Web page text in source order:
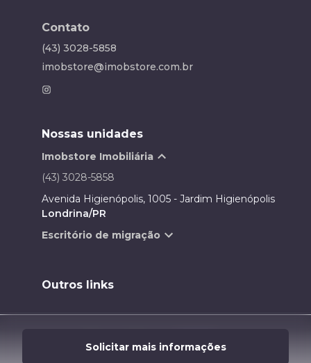
Solicitar mais informações
Contato
(43) 3028-5858
imobstore@imobstore.com.br
Nossas unidades
Imobstore Imobiliária
(43) 3028-5858
Avenida Higienópolis, 1005 - Jardim Higienópolis
Londrina/PR
Escritório de migração
Outros links
Desenvolvido por